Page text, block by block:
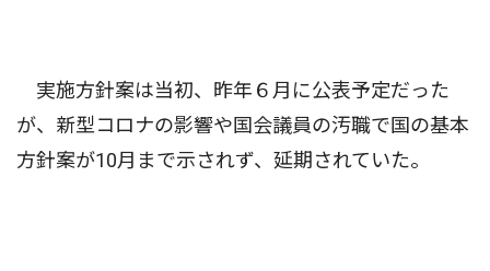
実施方針案は当初、昨年６月に公表予定だった
が、新型コロナの影響や国会議員の汚職で国の基本
方針案が10月まで示されず、延期されていた。